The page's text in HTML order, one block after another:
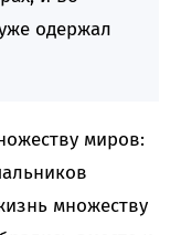
одержал
миров:
множеству